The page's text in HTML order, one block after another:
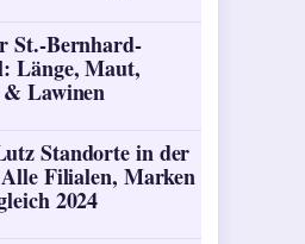
St.-Bernhard-
Länge, Maut,
& Lawinen
Standorte in der
Filialen, Marken
2024